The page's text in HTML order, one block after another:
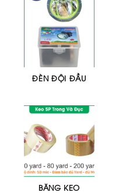
ĐÈN ĐỘI ĐẦU
BĂNG KEO